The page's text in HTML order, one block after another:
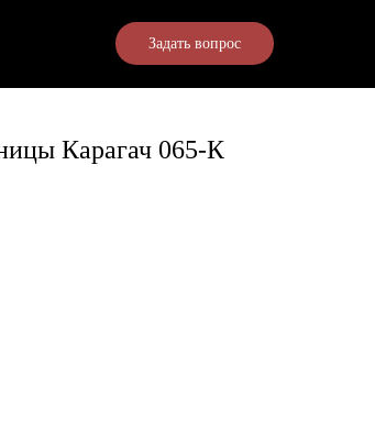
Задать вопрос
Карагач 065-К